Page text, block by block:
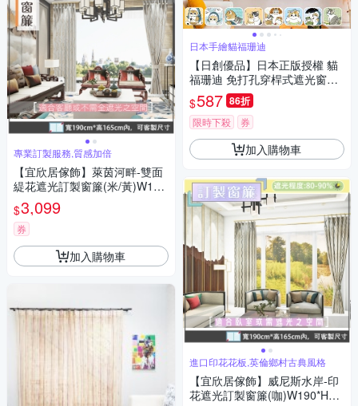
專業訂製服務,質感加倍
【宜欣居傢飾】萊茵河畔-雙面
緹花遮光訂製窗簾(米/黃)W190
*H165cm以內/台灣製
$3,099
券
加入購物車
日本手繪貓福珊迪
【日創優品】日本正版授權 貓
福珊迪 免打孔穿桿式遮光窗簾1
50x200一片(窗簾/風水簾/門簾/
拉簾/隔簾/遮光窗簾)
$587 86折
限時下殺 券
加入購物車
進口印花花板,英倫鄉村古典風格
【宜欣居傢飾】威尼斯水岸-印
花遮光訂製窗簾(咖)W190*H16